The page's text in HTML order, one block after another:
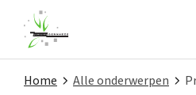
Home Alle onderwerpen